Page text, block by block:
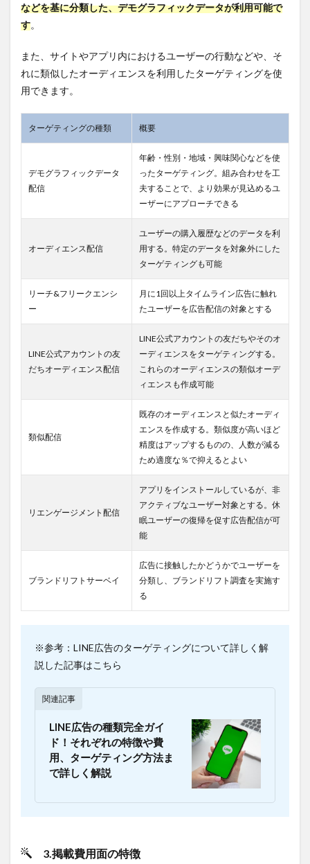
メリッ
あげられ
る
ト2.社員
の時間を
割く必要
できる
LINE
広告の
代理店
つのデ
メリッ
ト
2.2.2.1
ット2.運
デメリ
社にノウ
い
2.3
な方
広告
の自
社運
用が
な方
などを基に分類した、デモグラフィックデータが利用可能で
す。
また、サイトやアプリ内におけるユーザーの行動などや、そ
れに類似したオーディエンスを利用したターゲティングを使
用できます。
ターゲティングの種類 概要
デモグラフィックデータ
配信
年齢・性別・地域・興味関心などを使
ったターゲティング。組み合わせを工
夫することで、より効果が見込めるユ
ーザーにアプローチできる
オーディエンス配信
ユーザーの購入履歴などのデータを利
用する。特定のデータを対象外にした
ターゲティングも可能
リーチ&フリークエンシ
ー
月に1回以上タイムライン広告に触れ
たユーザーを広告配信の対象とする
LINE公式アカウントの友
だちオーディエンス配信
LINE公式アカウントの友だちやそのオ
ーディエンスをターゲティングする。
これらのオーディエンスの類似オーデ
ィエンスも作成可能
類似配信
既存のオーディエンスと似たオーディ
エンスを作成する。類似度が高いほど
精度はアップするものの、人数が減る
ため適度な％で抑えるとよい
リエンゲージメント配信
アプリをインストールしているが、非
アクティブなユーザー対象とする。休
眠ユーザーの復帰を促す広告配信が可
能
ブランドリフトサーベイ
広告に接触したかどうかでユーザーを
分類し、ブランドリフト調査を実施す
る
※参考：LINE広告のターゲティングについて詳しく解
説した記事はこちら
関連記事
LINE広告の種類完全ガイ
ド！それぞれの特徴や費
用、ターゲティング方法ま
で詳しく解説
3.掲載費用面の特徴